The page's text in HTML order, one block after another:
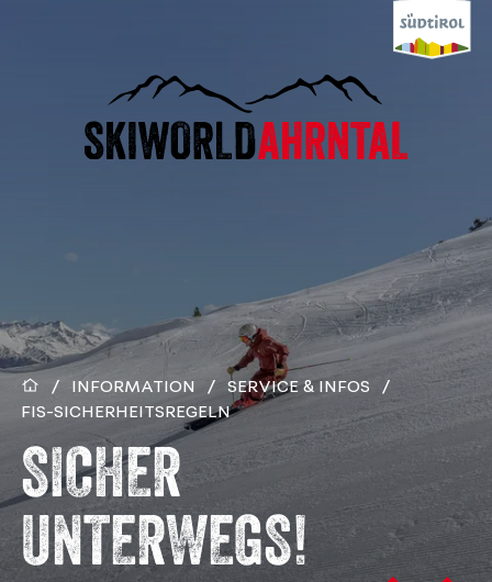
/ INFORMATION / SERVICE & INFOS
/
FIS-SICHERHEITSREGELN
SICHER
UNTERWEGS!